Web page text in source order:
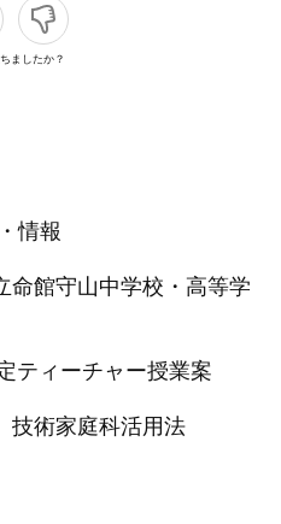
ましたか？
情報
命館守山中学校・高等学
ティーチャー授業案
術家庭科活用法